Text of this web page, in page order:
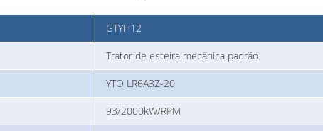
GTYH12
Trator de esteira mecânica padrão
YTO LR6A3Z-20
93/2000kW/RPM